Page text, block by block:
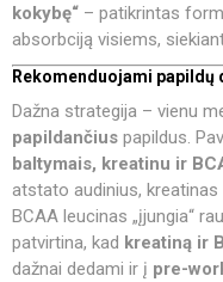
kokybę“ – patikrintas
absorbciją visiems,
Rekomenduojami
Dažna strategija – vienu
papildančius papildus.
baltymais, kreatinu ir
atstato audinius,
BCAA leucinas „įjungia“
patvirtina, kad kreatiną ir
dažnai dedami ir į pre-